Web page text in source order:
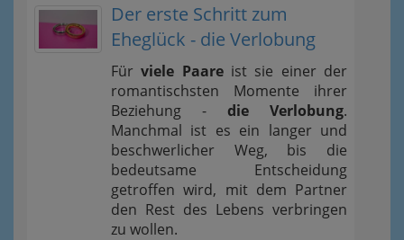
Der erste Schritt zum
Eheglück - die Verlobung
Fürviele Paareist sie einer der
romantischsten Momente ihrer
Beziehung - die Verlobung.
Manchmal ist es ein langer und
beschwerlicher Weg, bis die
bedeutsame Entscheidung
getroffen wird, mit dem Partner
den Rest des Lebens verbringen
zu wollen.